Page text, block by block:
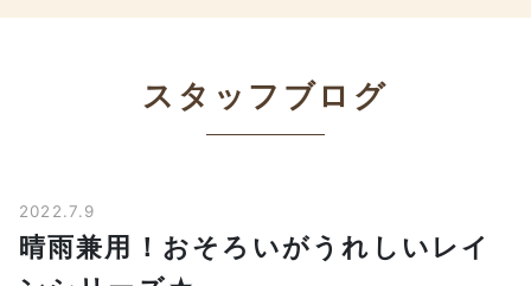
スタッフブログ
2022.7.9
晴雨兼用！おそろいがうれしいレイ